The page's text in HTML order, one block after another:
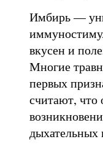
Имбирь —
вкусен и
Многие
первых
считают, что
дыхательных